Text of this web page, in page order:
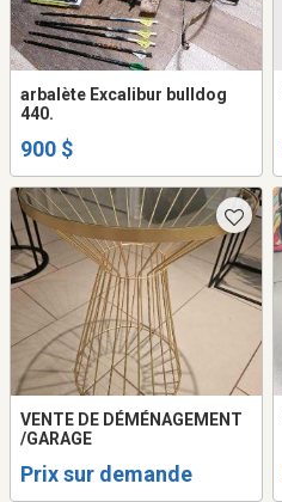
arbalète Excalibur bulldog
440.
900 $
VENTE DE DÉMÉNAGEMENT
/GARAGE
Prix sur demande